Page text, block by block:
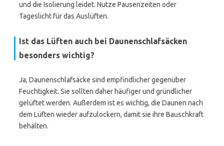
und die Isolierung leidet. Nutze Pausenzeiten oder
Tageslicht für das Auslüften.
Ist das Lüften auch bei Daunenschlafsäcken
besonders wichtig?
Ja, Daunenschlafsäcke sind empfindlicher gegenüber
Feuchtigkeit. Sie sollten daher häufiger und gründlicher
gelüftet werden. Außerdem ist es wichtig, die Daunen nach
dem Lüften wieder aufzulockern, damit sie ihre Bauschkraft
behalten.